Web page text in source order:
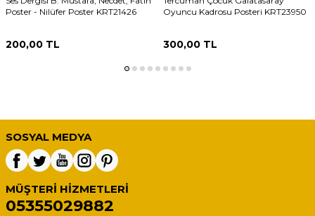
Poster - Nilüfer Poster KRT21426
200,00 TL
Oyuncu Kadrosu Posteri KRT23950
300,00TL
SOSYAL MEDYA
MÜŞTERI HIZMETLERI
05355029882